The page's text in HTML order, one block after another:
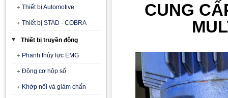
Thiết bị Automotive
Thiết bị STAD - COBRA
Thiết bị truyền động
Phanh thủy lực EMG
Động cơ hộp số
Khớp nối và giảm chấn
CUNG